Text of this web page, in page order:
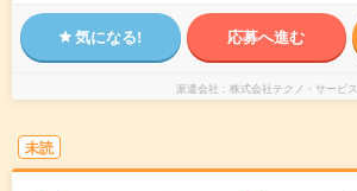
気になる! 応募へ進む
派遣会社 株式会社テクノ・サービス
未読